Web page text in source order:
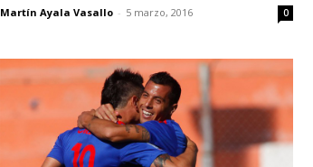
Martín Ayala Vasallo - 5 marzo, 2016 0